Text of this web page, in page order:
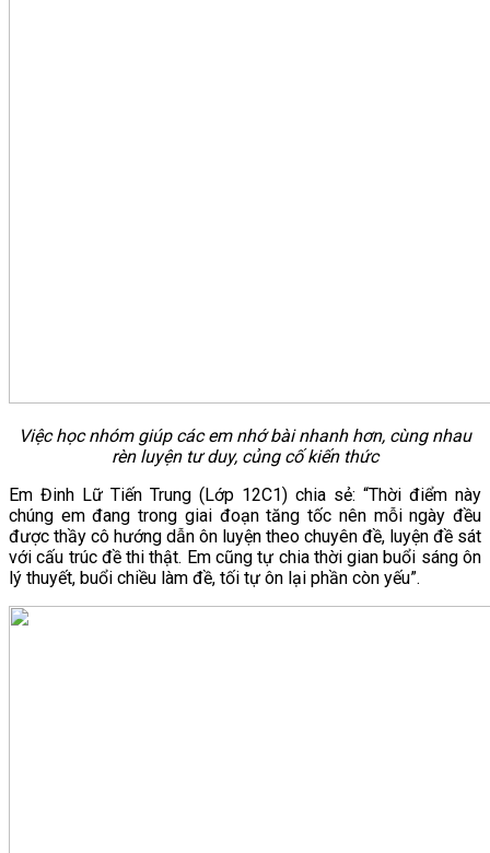
Việc học nhóm giúp các em nhớ bài nhanh hơn, cùng nhau
rèn luyện tư duy, củng cố kiến thức
Em Đinh Lữ Tiến Trung (Lớp 12C1) chia sẻ: “Thời điểm này
chúng em đang trong giai đoạn tăng tốc nên mỗi ngày đều
được thầy cô hướng dẫn ôn luyện theo chuyên đề, luyện đề sát
với cấu trúc đề thi thật. Em cũng tự chia thời gian buổi sáng ôn
lý thuyết, buổi chiều làm đề, tối tự ôn lại phần còn yếu”.